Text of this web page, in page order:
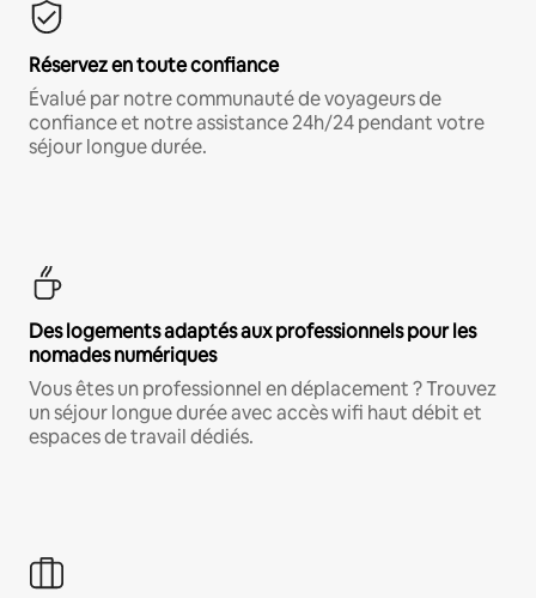
Réservez en toute confiance
Évalué par notre communauté de voyageurs de
confiance et notre assistance 24h/24 pendant votre
séjour longue durée.
Des logements adaptés aux professionnels pour les
nomades numériques
Vous êtes un professionnel en déplacement ? Trouvez
un séjour longue durée avec accès wifi haut débit et
espaces de travail dédiés.